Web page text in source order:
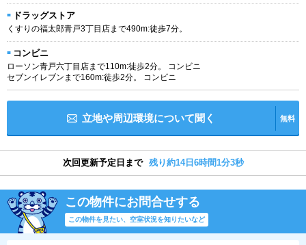
ドラッグストア
くすりの福太郎青戸3丁目店まで490m:徒歩7分。
コンビニ
ローソン青戸六丁目店まで110m:徒歩2分。 コンビニ
セブンイレブンまで160m:徒歩2分。 コンビニ
立地や周辺環境について聞く 無料
次回更新予定日まで 残り約14日6時間1分2秒
この物件にお問合せする
この物件を見たい、空室状況を知りたいなど